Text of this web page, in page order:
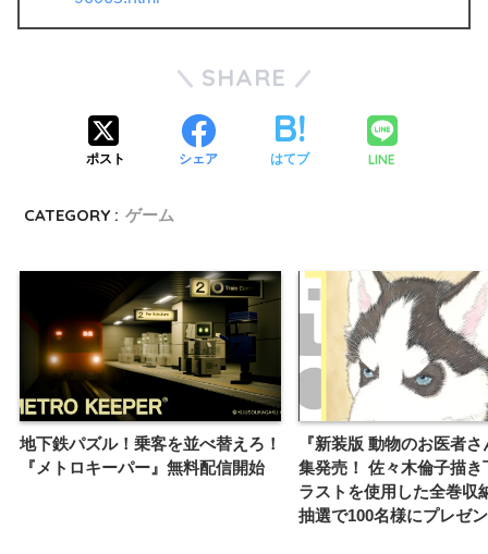
SHARE
ポスト シェア はてブ LINE
CATEGORY : ゲーム
地下鉄パズル！乗客を並べ替えろ！
『メトロキーパー』無料配信開始
『新装版 動物のお医者
集発売！ 佐々木倫子描き
ラストを使用した全巻収
抽選で100名様にプレゼ